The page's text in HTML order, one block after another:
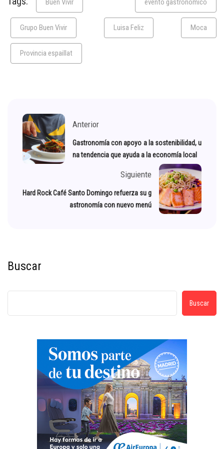
Buen Vivir evento gastronomico
Grupo Buen Vivir Luisa Feliz Moca
Provincia espaillat
Anterior
Gastronomía con apoyo a la sostenibilidad, u
na tendencia que ayuda a la economía local
Siguiente
Hard Rock Café Santo Domingo refuerza su g
astronomía con nuevo menú
Buscar
Buscar